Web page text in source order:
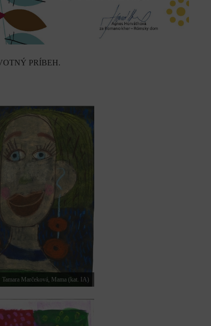
PRÍBEH.
Tamara Marčeková, Mama (kat. IA)